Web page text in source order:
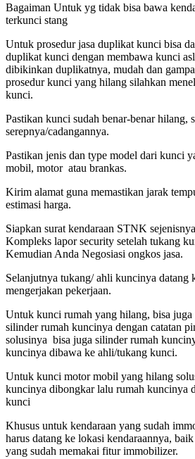
Bagaiman Untuk yg tidak bisa bawa
terkunci stang
Untuk prosedur jasa duplikat kunci bisa
duplikat kunci dengan membawa kunci
dibikinkan duplikatnya, mudah dan
prosedur kunci yang hilang silahkan
kunci.
Pastikan kunci sudah benar-benar hilang,
serepnya/cadangannya.
Pastikan jenis dan type model dari kunci
mobil, motor atau brankas.
Kirim alamat guna memastikan jarak
estimasi harga.
Siapkan surat kendaraan STNK
Kompleks lapor security setelah tukang
Kemudian Anda Negosiasi ongkos jasa.
Selanjutnya tukang/ ahli kuncinya datang
mengerjakan pekerjaan.
Untuk kunci rumah yang hilang, bisa juga
silinder rumah kuncinya dengan catatan
solusinya bisa juga silinder rumah
kuncinya dibawa ke ahli/tukang kunci.
Untuk kunci motor mobil yang hilang
kuncinya dibongkar lalu rumah kuncinya
kunci
Khusus untuk kendaraan yang sudah
harus datang ke lokasi kendaraannya,
yang sudah memakai fitur immobilizer.